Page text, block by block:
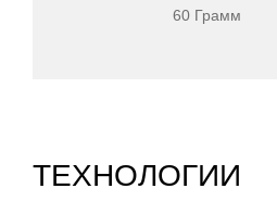
60 Грамм
ТЕХНОЛОГИИ